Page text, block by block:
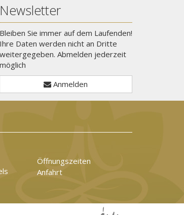
Newsletter
Bleiben Sie immer auf dem Laufenden!
Ihre Daten werden nicht an Dritte
weitergegeben. Abmelden jederzeit
möglich
Anmelden
Öffnungszeiten
Anfahrt